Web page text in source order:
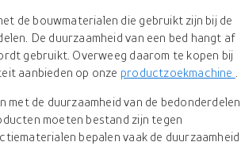
de bouwmaterialen die gebruikt zijn bij de
De duurzaamheid van een bed hangt af
gebruikt. Overweeg daarom te kopen bij
aanbieden op onze productzoekmachine
met de duurzaamheid van de bedonderdelen
moeten bestand zijn tegen
bepalen vaak de duurzaamheid